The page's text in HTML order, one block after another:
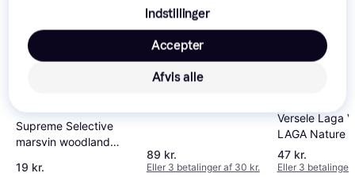
Supreme Selective
marsvin woodland
19 kr.
89 kr.
Eller 3 betalinger af 30 kr.
Versele Laga
LAGA Nature
marsvin
47 kr.
Eller 3 betalinger
Indstillinger
Afvis alle
Accepter